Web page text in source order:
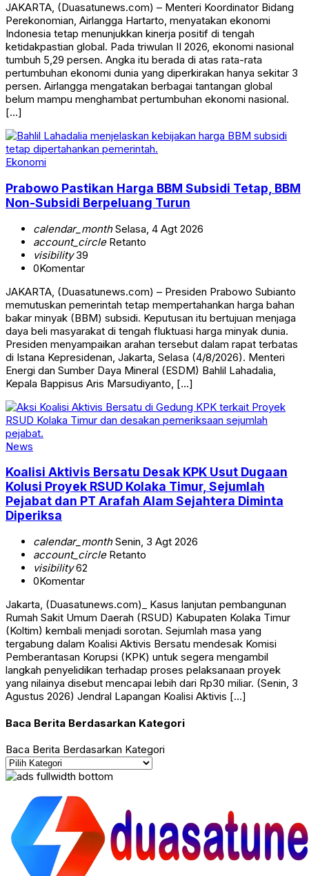
JAKARTA, (Duasatunews.com) – Menteri Koordinator Bidang
Perekonomian, Airlangga Hartarto, menyatakan ekonomi
Indonesia tetap menunjukkan kinerja positif di tengah
ketidakpastian global. Pada triwulan II 2026, ekonomi nasional
tumbuh 5,29 persen. Angka itu berada di atas rata-rata
pertumbuhan ekonomi dunia yang diperkirakan hanya sekitar 3
persen. Airlangga mengatakan berbagai tantangan global
belum mampu menghambat pertumbuhan ekonomi nasional.
[…]
Ekonomi
Prabowo Pastikan Harga BBM Subsidi Tetap, BBM
Non-Subsidi Berpeluang Turun
calendar_monthSelasa, 4 Agt 2026
account_circleRetanto
visibility39
0Komentar
JAKARTA, (Duasatunews.com) – Presiden Prabowo Subianto
memutuskan pemerintah tetap mempertahankan harga bahan
bakar minyak (BBM) subsidi. Keputusan itu bertujuan menjaga
daya beli masyarakat di tengah fluktuasi harga minyak dunia.
Presiden menyampaikan arahan tersebut dalam rapat terbatas
di Istana Kepresidenan, Jakarta, Selasa (4/8/2026). Menteri
Energi dan Sumber Daya Mineral (ESDM) Bahlil Lahadalia,
Kepala Bappisus Aris Marsudiyanto, […]
News
Koalisi Aktivis Bersatu Desak KPK Usut Dugaan
Kolusi Proyek RSUD Kolaka Timur, Sejumlah
Pejabat dan PT Arafah Alam Sejahtera Diminta
Diperiksa
calendar_monthSenin, 3 Agt 2026
account_circleRetanto
visibility62
0Komentar
Jakarta, (Duasatunews.com)_ Kasus lanjutan pembangunan
Rumah Sakit Umum Daerah (RSUD) Kabupaten Kolaka Timur
(Koltim) kembali menjadi sorotan. Sejumlah masa yang
tergabung dalam Koalisi Aktivis Bersatu mendesak Komisi
Pemberantasan Korupsi (KPK) untuk segera mengambil
langkah penyelidikan terhadap proses pelaksanaan proyek
yang nilainya disebut mencapai lebih dari Rp30 miliar. (Senin, 3
Agustus 2026) Jendral Lapangan Koalisi Aktivis […]
Baca Berita Berdasarkan Kategori
Baca Berita Berdasarkan Kategori